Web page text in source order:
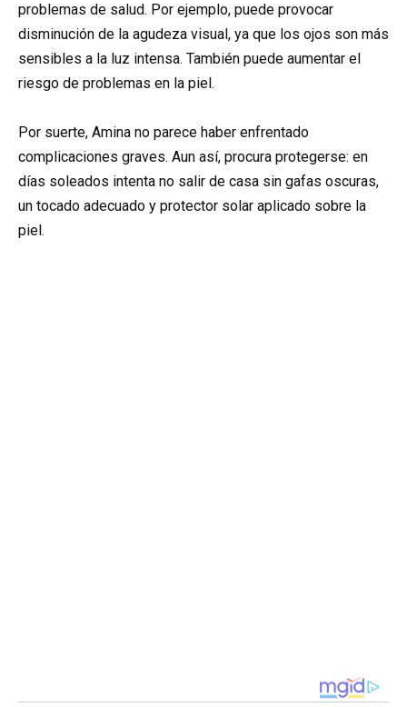
problemas de salud. Por ejemplo, puede provocar
disminución de la agudeza visual, ya que los ojos son más
sensibles a la luz intensa. También puede aumentar el
riesgo de problemas en la piel.
Por suerte, Amina no parece haber enfrentado
complicaciones graves. Aun así, procura protegerse: en
días soleados intenta no salir de casa sin gafas oscuras,
un tocado adecuado y protector solar aplicado sobre la
piel.